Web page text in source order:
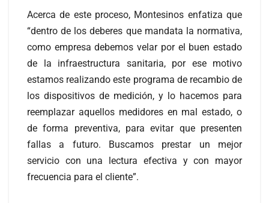
Acerca de este proceso, Montesinos enfatiza que
“dentro de los deberes que mandata la normativa,
como empresa debemos velar por el buen estado
de la infraestructura sanitaria, por ese motivo
estamos realizando este programa de recambio de
los dispositivos de medición, y lo hacemos para
reemplazar aquellos medidores en mal estado, o
de forma preventiva, para evitar que presenten
fallas a futuro. Buscamos prestar un mejor
servicio con una lectura efectiva y con mayor
frecuencia para el cliente”.